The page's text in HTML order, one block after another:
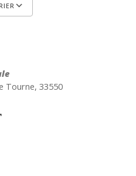
Tourne, 33550